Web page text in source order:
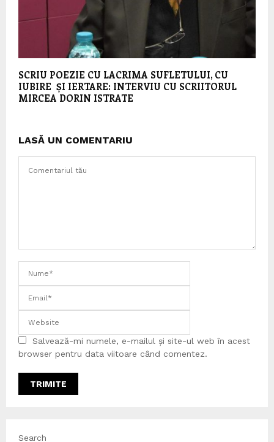
SCRIU POEZIE CU LACRIMA SUFLETULUI, CU
IUBIRE ȘI IERTARE: INTERVIU CU SCRIITORUL
MIRCEA DORIN ISTRATE
LASĂ UN COMENTARIU
Salvează-mi numele, e-mailul și site-ul web în acest
browser pentru data viitoare când comentez.
Search